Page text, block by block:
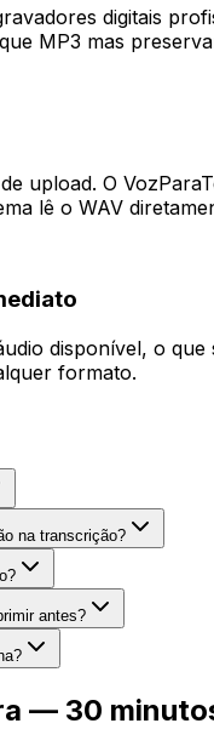
digitais
MP3 mas
upload. O
lê o WAV
disponível, o
formato.
na transcrição?
antes?
— 30